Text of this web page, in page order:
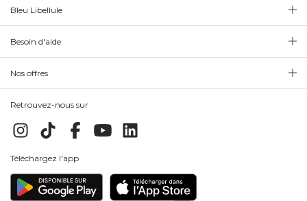
Bleu Libellule
Besoin d'aide
Nos offres
Retrouvez-nous sur
Téléchargez l'app